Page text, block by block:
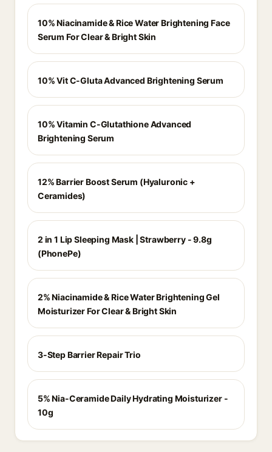
10% Niacinamide & Rice Water Brightening Face
Serum For Clear & Bright Skin
10% Vit C-Gluta Advanced Brightening Serum
10% Vitamin C-Glutathione Advanced
Brightening Serum
12% Barrier Boost Serum (Hyaluronic +
Ceramides)
2 in 1 Lip Sleeping Mask | Strawberry - 9.8g
(PhonePe)
2% Niacinamide & Rice Water Brightening Gel
Moisturizer For Clear & Bright Skin
3-Step Barrier Repair Trio
5% Nia-Ceramide Daily Hydrating Moisturizer -
10g